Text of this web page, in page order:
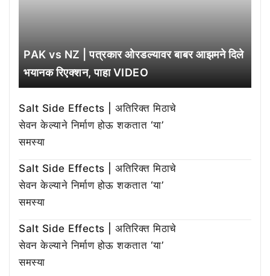
PAK vs NZ | पत्रकार ओरडल्यावर बाबर आझमने दिले
भयानक रिएक्शन, पाहा VIDEO
Salt Side Effects | अतिरिक्त मिठाचे
सेवन केल्याने निर्माण होऊ शकतात ‘या’
समस्या
Salt Side Effects | अतिरिक्त मिठाचे
सेवन केल्याने निर्माण होऊ शकतात ‘या’
समस्या
Salt Side Effects | अतिरिक्त मिठाचे
सेवन केल्याने निर्माण होऊ शकतात ‘या’
समस्या